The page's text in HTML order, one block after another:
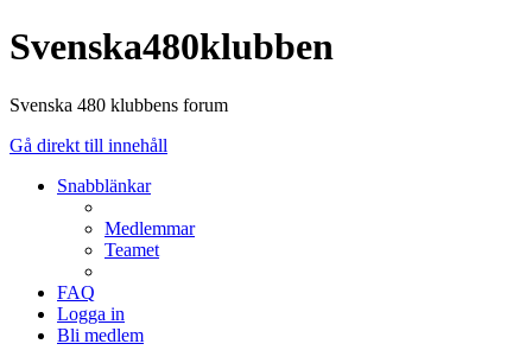
Svenska480klubben
Svenska 480 klubbens forum
Gå direkt till innehåll
Snabblänkar
Medlemmar
Teamet
FAQ
Logga in
Bli medlem